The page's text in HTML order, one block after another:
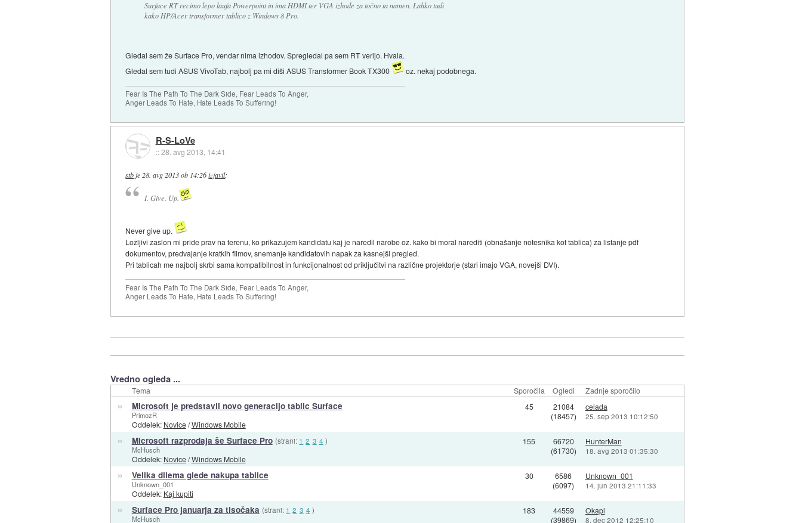
Surface RT recimo lepo laufa Powerpoint in ima HDMI ter VGA izhode za točno ta namen. Lahko tudi
kako HP/Acer transformer tablico z Windows 8 Pro.
Gledal sem že Surface Pro, vendar nima izhodov. Spregledal pa sem RT verijo. Hvala.
Gledal sem tudi ASUS VivoTab, najbolj pa mi diši ASUS Transformer Book TX300
oz. nekaj podobnega.
Fear Is The Path To The Dark Side, Fear Leads To Anger,
Anger Leads To Hate, Hate Leads To Suffering!
R-S-LoVe
::28. avg 2013, 14:41
stb je 28. avg 2013 ob 14:26 izjavil:
I. Give. Up.
Never give up.
Ložljivi zaslon mi pride prav na terenu, ko prikazujem kandidatu kaj je naredil narobe oz. kako bi moral narediti (obnašanje notesnika kot tablica) za listanje pdf
dokumentov, predvajanje kratkih filmov, snemanje kandidatovih napak za kasnejši pregled.
Pri tablicah me najbolj skrbi sama kompatibilnost in funkcijonalnost od priključitvi na različne projektorje (stari imajo VGA, novejši DVI).
Fear Is The Path To The Dark Side, Fear Leads To Anger,
Anger Leads To Hate, Hate Leads To Suffering!
Vredno ogleda ...
Tema Sporočila Ogledi Zadnje sporočilo
» Microsoft je predstavil novo generacijo tablic Surface
PrimozR
Oddelek: Novice/Windows Mobile
45
21084
(18457)
celada
25. sep 2013 10:12:50
» Microsoft razprodaja še Surface Pro (strani: 1 2 3 4 )
McHusch
Oddelek: Novice/Windows Mobile
155
66720
(61730)
HunterMan
18. avg 2013 01:35:30
» Velika dilema glede nakupa tablice
Unknown_001
Oddelek: Kaj kupiti
30
6586
(6097)
Unknown_001
14. jun 2013 21:11:33
» Surface Pro januarja za tisočaka (strani: 1 2 3 4 )
McHusch
183
44559
(39869)
Okapi
8. dec 2012 12:25:10